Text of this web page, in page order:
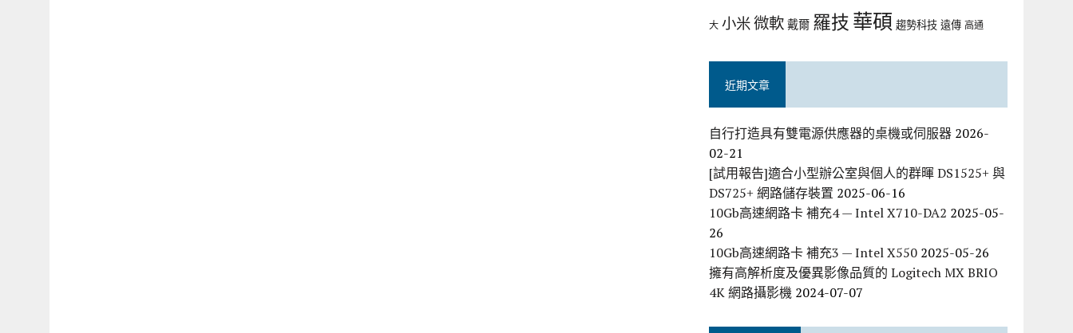
大 小米微軟 戴爾 羅技華碩 趨勢科技 遠傳 高通
近期文章
自行打造具有雙電源供應器的桌機或伺服器 2026-
02-21
[試用報告]適合小型辦公室與個人的群暉 DS1525+ 與
DS725+ 網路儲存裝置 2025-06-16
10Gb高速網路卡 補充4 — Intel X710-DA2 2025-05-
26
10Gb高速網路卡 補充3 — Intel X550 2025-05-26
擁有高解析度及優異影像品質的 Logitech MX BRIO
4K 網路攝影機 2024-07-07